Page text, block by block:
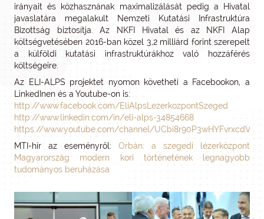
irányait és közhasznának maximalizálását pedig a Hivatal
javaslatára megalakult Nemzeti Kutatási Infrastruktúra
Bizottság biztosítja. Az NKFI Hivatal és az NKFI Alap
költségvetésében 2016-ban közel 3,2 milliárd forint szerepelt
a külföldi kutatási infrastruktúrákhoz való hozzáférés
költségeire.
Az ELI-ALPS projektet nyomon követheti a Facebookon, a
LinkedInen és a Youtube-on is:
http://www.facebook.com/EliAlpsLezerkozpontSzeged
http://www.linkedin.com/in/eli-alps-34854668
https://www.youtube.com/channel/
MTI-hír az eseményről: Orbán: a szegedi lézerközpont
Magyarország modern kori történetének legnagyobb
tudományos beruházása